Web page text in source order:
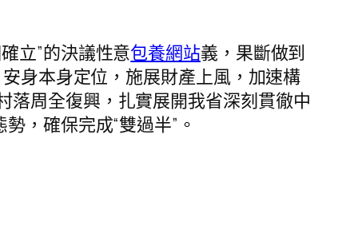
立”的決議性意包養網站義，果斷做到
身本身定位，施展財產上風，加速構
落周全復興，扎實展開我省深刻貫徹中
，確保完成“雙過半”。